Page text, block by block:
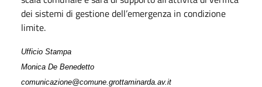
dei sistemi di gestione dell’emergenza in condizione
limite.
Ufficio Stampa
Monica De Benedetto
comunicazione@comune.grottaminarda.av.it